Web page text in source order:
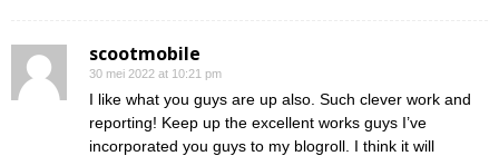
scootmobile
30 mei 2022 at 10:21 pm
I like what you guys are up also. Such clever work and
reporting! Keep up the excellent works guys I’ve
incorporated you guys to my blogroll. I think it will